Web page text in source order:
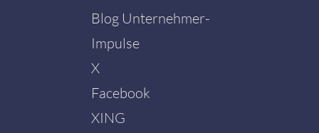
Blog Unternehmer-
Impulse
X
Facebook
XING
Mit dem
Karte